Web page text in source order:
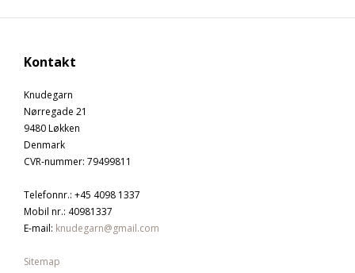
Kontakt
Knudegarn
Nørregade 21
9480 Løkken
Denmark
CVR-nummer: 79499811
Telefonnr.: +45 4098 1337
Mobil nr.: 40981337
E-mail: knudegarn@gmail.com
Sitemap